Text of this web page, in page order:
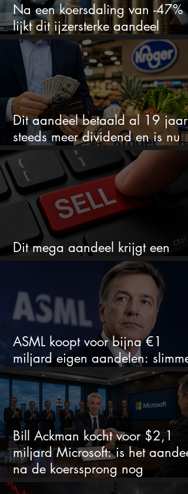
Na een koersdaling van -47%
lijkt dit ijzersterke aandeel
aantrekkelijker dan ooit
Dit aandeel betaald al 19 jaar
steeds meer dividend en is nu
goedkoop
Dit mega aandeel krijgt een
zeldzaam verkoopadvies
ASML koopt voor bijna €1
miljard eigen aandelen: slimme
zet of dure timing?
Bill Ackman kocht voor $2,1
miljard Microsoft: is het aandeel
na de koerssprong nog
aantrekkelijk?